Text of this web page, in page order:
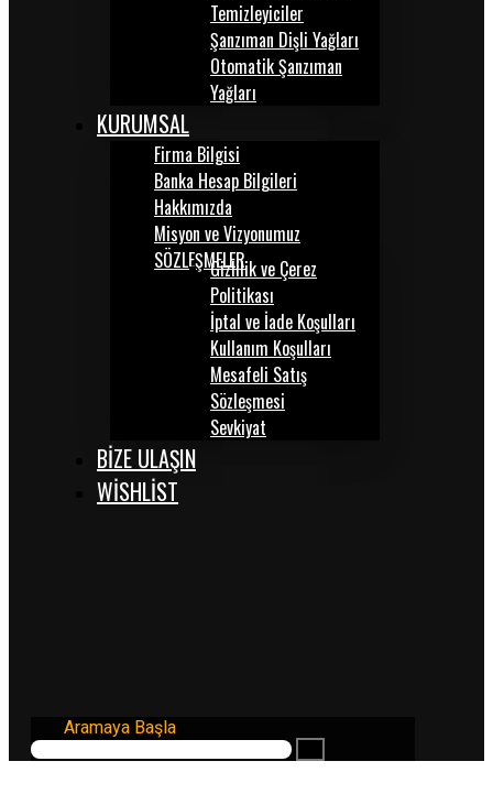
Temizleyiciler
Şanzıman Dişli Yağları
Otomatik Şanzıman
Yağları
KURUMSAL
Firma Bilgisi
Banka Hesap Bilgileri
Hakkımızda
Misyon ve Vizyonumuz
SÖZLEŞMELERGizlilik ve Çerez
Politikası
İptal ve İade Koşulları
Kullanım Koşulları
Mesafeli Satış
Sözleşmesi
Sevkiyat
BİZE ULAŞIN
WISHLIST
Aramaya Başla